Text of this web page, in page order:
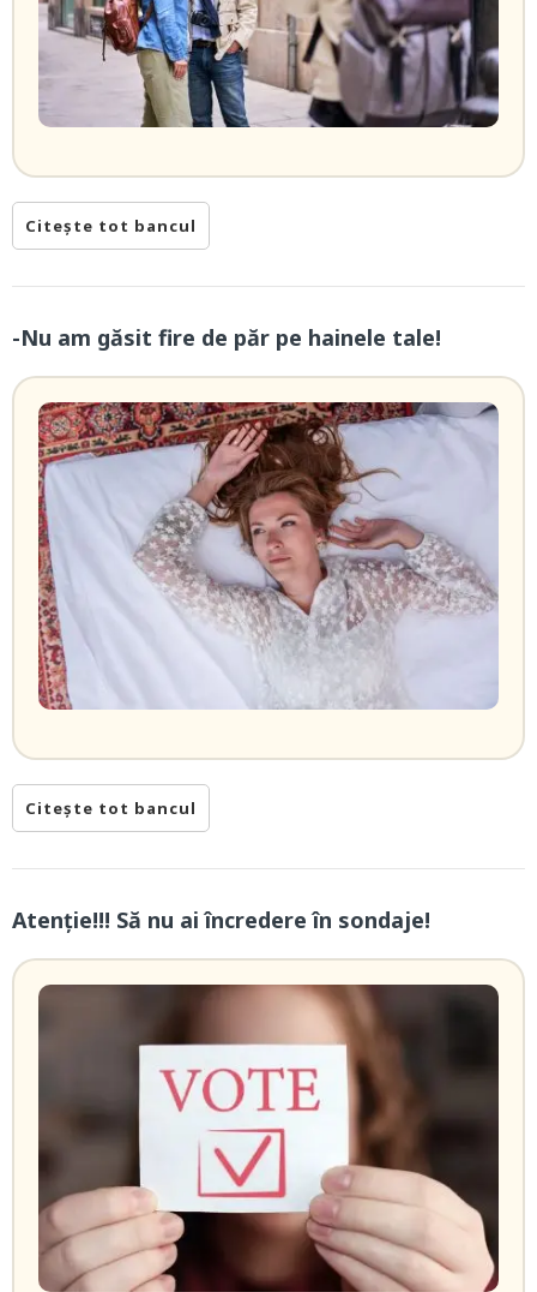
Citește tot bancul
-Nu am găsit fire de păr pe hainele tale!
Citește tot bancul
Atenție!!! Să nu ai încredere în sondaje!